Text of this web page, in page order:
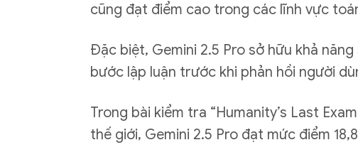
cũng đạt điểm cao trong các lĩnh vực
Đặc biệt, Gemini 2.5 Pro sở hữu khả
bước lập luận trước khi phản hồi người
Trong bài kiểm tra “Humanity’s Last
thế giới, Gemini 2.5 Pro đạt mức điểm